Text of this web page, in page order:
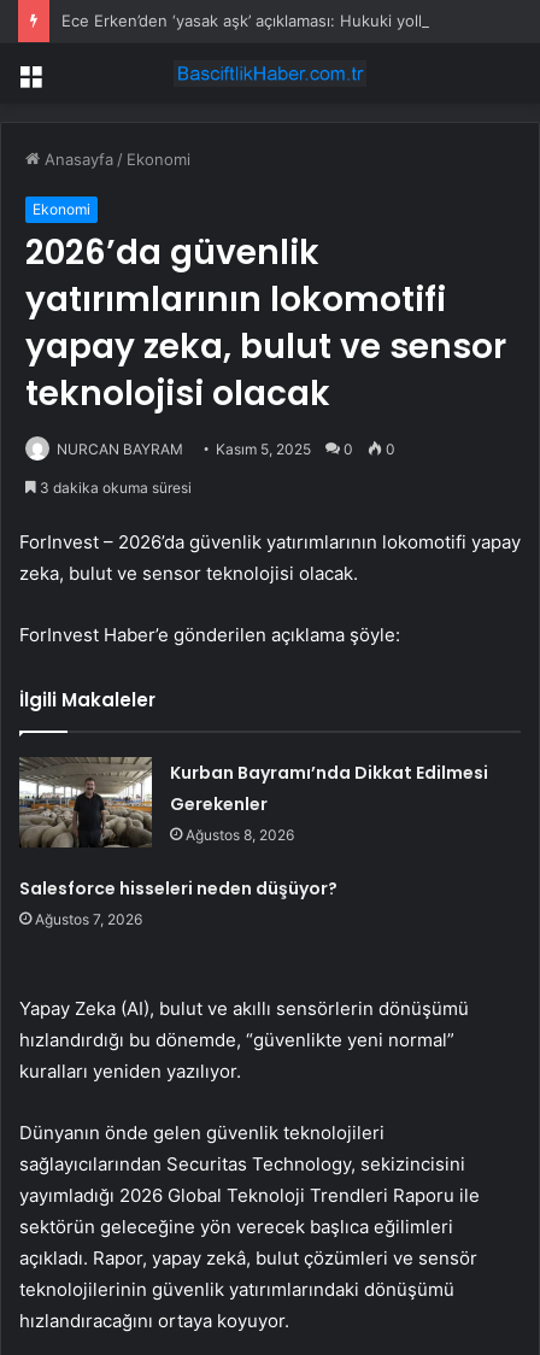
Menü
Anasayfa / Ekonomi
Ekonomi
2026’da güvenlik
yatırımlarının lokomotifi
yapay zeka, bulut ve sensor
teknolojisi olacak
NURCAN BAYRAM Kasım 5, 2025 0 0
3 dakika okuma süresi
ForInvest – 2026’da güvenlik yatırımlarının lokomotifi yapay
zeka, bulut ve sensor teknolojisi olacak.
ForInvest Haber’e gönderilen açıklama şöyle:
İlgili Makaleler
Kurban Bayramı’nda Dikkat Edilmesi
Gerekenler
Ağustos 8, 2026
Salesforce hisseleri neden düşüyor?
Ağustos 7, 2026
Yapay Zeka (AI), bulut ve akıllı sensörlerin dönüşümü
hızlandırdığı bu dönemde, “güvenlikte yeni normal”
kuralları yeniden yazılıyor.
Dünyanın önde gelen güvenlik teknolojileri
sağlayıcılarından Securitas Technology, sekizincisini
yayımladığı 2026 Global Teknoloji Trendleri Raporu ile
sektörün geleceğine yön verecek başlıca eğilimleri
açıkladı. Rapor, yapay zekâ, bulut çözümleri ve sensör
teknolojilerinin güvenlik yatırımlarındaki dönüşümü
hızlandıracağını ortaya koyuyor.